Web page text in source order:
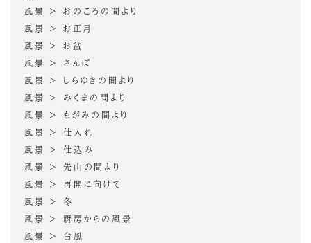
風景 > おのころの間より
風景 > お正月
風景 > お盆
風景 > さんぽ
風景 > しらゆきの間より
風景 > みくまの間より
風景 > もがみの間より
風景 > 仕入れ
風景 > 仕込み
風景 > 先山の間より
風景 > 再開に向けて
風景 > 冬
風景 > 厨房からの風景
風景 > 台風